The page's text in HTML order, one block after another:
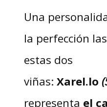
Una
la perfección
estas dos
viñas: Xarel.lo
representa el